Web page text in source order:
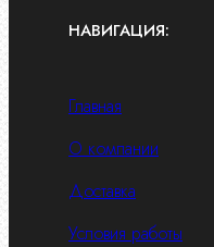
НАВИГАЦИЯ:
Главная
О компании
Доставка
Условия работы